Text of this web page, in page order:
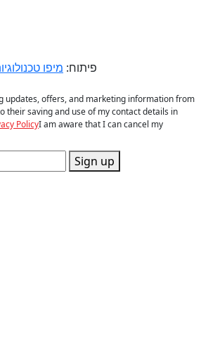
פיתוח: מיפו
updates, offers, and marketing information from
their saving and use of my contact details in
PolicyI am aware that I can cancel my
Sign up